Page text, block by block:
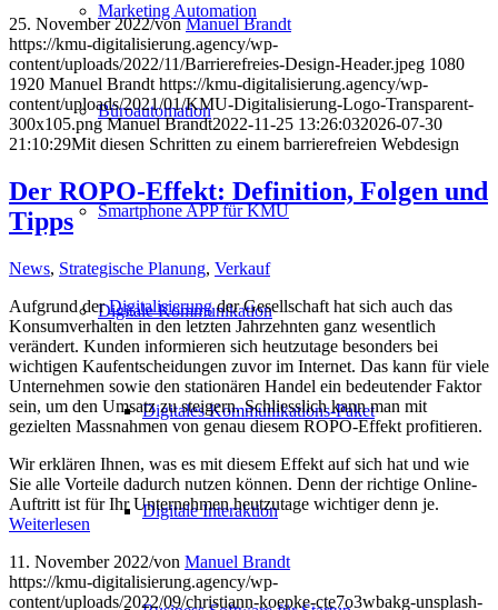
Marketing Automation
Büroautomation
Smartphone APP für KMU
Digitale Kommunikation
Digitales Kommunikations-Paket
Digitale Interaktion
25. November 2022/vonManuel Brandt
https://kmu-digitalisierung.agency/wp-
content/uploads/2022/11/Barrierefreies-Design-Header.jpeg 1080
1920 Manuel Brandt https://kmu-digitalisierung.agency/wp-
content/uploads/2021/01/KMU-Digitalisierung-Logo-Transparent-
300x105.png Manuel Brandt2022-11-25 13:26:032026-07-30
21:10:29Mit diesen Schritten zu einem barrierefreien Webdesign
Der ROPO-Effekt: Definition, Folgen und
Tipps
News, Strategische Planung, Verkauf
Aufgrund derDigitalisierungder Gesellschaft hat sich auch das
Konsumverhalten in den letzten Jahrzehnten ganz wesentlich
verändert. Kunden informieren sich heutzutage besonders bei
wichtigen Kaufentscheidungen zuvor im Internet. Das kann für viele
Unternehmen sowie den stationären Handel ein bedeutender Faktor
sein, um den Umsatz zu steigern. Schliesslich kann man mit
gezielten Massnahmen von genau diesem ROPO-Effekt profitieren.
Wir erklären Ihnen, was es mit diesem Effekt auf sich hat und wie
Sie alle Vorteile dadurch nutzen können. Denn der richtige Online-
Auftritt ist für Ihr Unternehmen heutzutage wichtiger denn je.
Weiterlesen
11. November 2022/von Manuel Brandt
https://kmu-digitalisierung.agency/wp-
content/uploads/2022/09/christiann-koepke-cte7o3wbakg-unsplash-